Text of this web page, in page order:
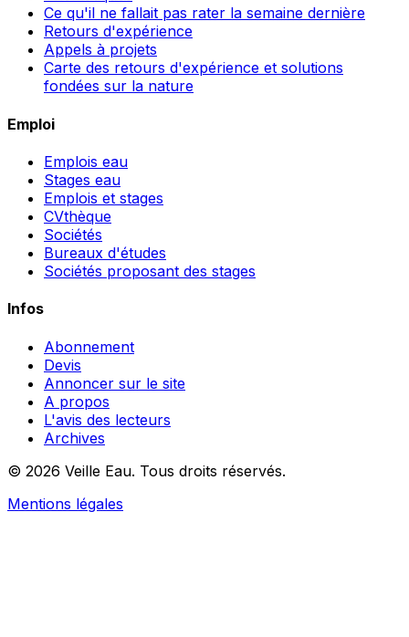
Ce qu'il ne fallait pas rater la semaine dernière
Retours d'expérience
Appels à projets
Carte des retours d'expérience et solutions
fondées sur la nature
Emploi
Emplois eau
Stages eau
Emplois et stages
CVthèque
Sociétés
Bureaux d'études
Sociétés proposant des stages
Infos
Abonnement
Devis
Annoncer sur le site
A propos
L'avis des lecteurs
Archives
© 2026 Veille Eau. Tous droits réservés.
Mentions légales